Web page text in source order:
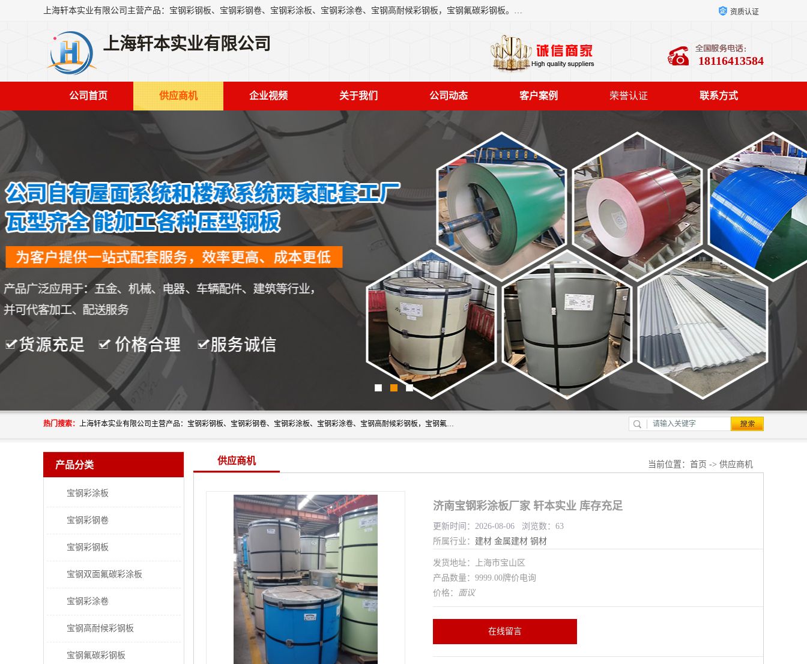
上海轩本实业有限公司主营产品：宝钢彩钢板、宝钢彩钢卷、宝钢彩涂板、宝钢彩涂卷、宝钢高耐候彩钢板，宝钢氟碳彩钢板。是一家集钢铁贸易，物流、加工为一体的产业全配套公司。 资质认证
上海轩本实业有限公司
18116413584
公司首页 供应商机 企业视频 关于我们 公司动态 客户案例 荣誉认证 联系方式
热门搜索： 上海轩本实业有限公司主营产品：宝钢彩钢板、宝钢彩钢卷、宝钢彩涂板、宝钢彩涂卷、宝钢高耐候彩钢板，宝钢氟碳彩钢板。是一家集钢铁贸易，物流、加工为一体的产业全配套公司。
产品分类
宝钢彩涂板
宝钢彩钢卷
宝钢彩钢板
宝钢双面氟碳彩涂板
宝钢彩涂卷
宝钢高耐候彩钢板
宝钢氟碳彩钢板
供应商机 当前位置： 首页 -> 供应商机
济南宝钢彩涂板厂家 轩本实业 库存充足
更新时间：2026-08-06 浏览数：63
所属行业： 建材 金属建材 钢材
发货地址：上海市宝山区
产品数量：9999.00牌价电询
价格： 面议
在线留言